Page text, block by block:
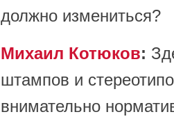
должно измениться?
Михаил Котюков:
штампов и
внимательно